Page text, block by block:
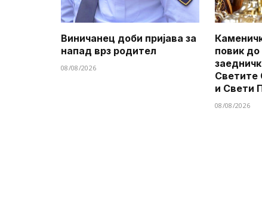
Виничанец доби пријава за
напад врз родител
08/08/2026
повик
Светите
и Свети
08/08/2026